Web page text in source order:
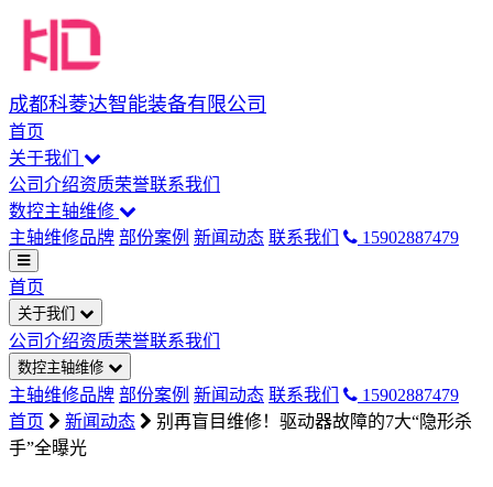
成都科菱达智能装备有限公司
首页
关于我们
公司介绍资质荣誉联系我们
数控主轴维修
主轴维修品牌 部份案例 新闻动态 联系我们 15902887479
首页
关于我们
公司介绍资质荣誉联系我们
数控主轴维修
主轴维修品牌 部份案例 新闻动态 联系我们
15902887479
首页
新闻动态
别再盲目维修！驱动器故障的7大“隐形杀
手”全曝光